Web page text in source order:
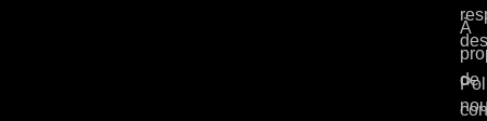
À
de